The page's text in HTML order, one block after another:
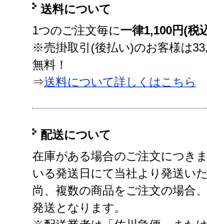
送料について
1つのご注文毎に一律1,100円(税
※売掛取引(後払い)のお客様は
無料！
⇒送料について詳しくはこちら
配送について
在庫がある場合のご注文につき
いる発送日にて当社より発送い
尚、複数の商品をご注文の場合
発送となります。